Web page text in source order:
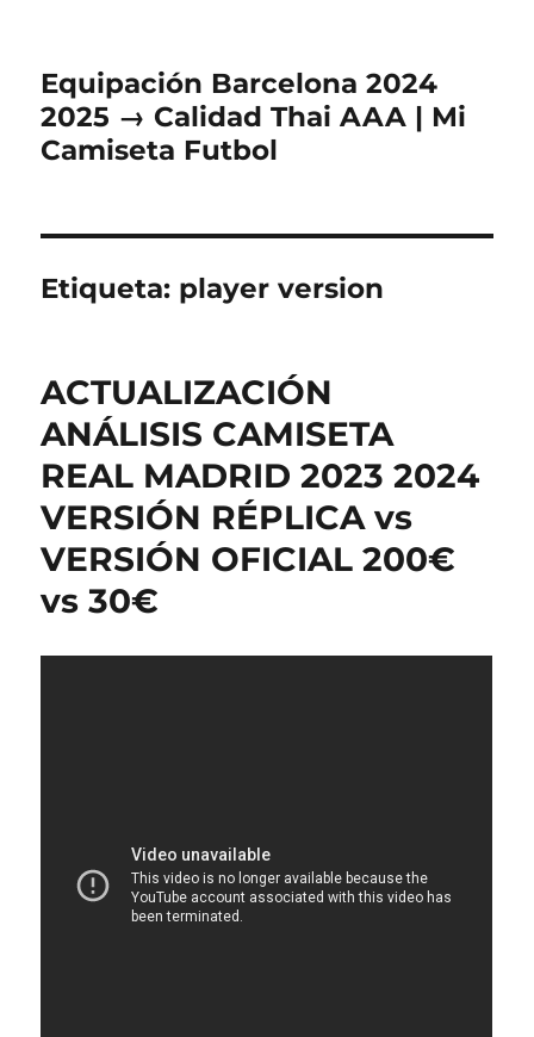
Equipación Barcelona 2024
2025 → Calidad Thai AAA | Mi
Camiseta Futbol
Etiqueta: player version
ACTUALIZACIÓN
ANÁLISIS CAMISETA
REAL MADRID 2023 2024
VERSIÓN RÉPLICA vs
VERSIÓN OFICIAL 200€
vs 30€